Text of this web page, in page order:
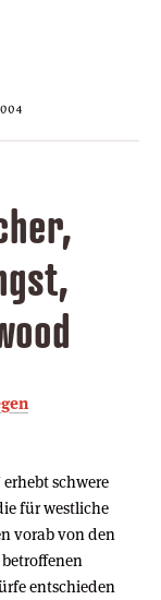
schwere
für westliche
vorab von den
entschieden